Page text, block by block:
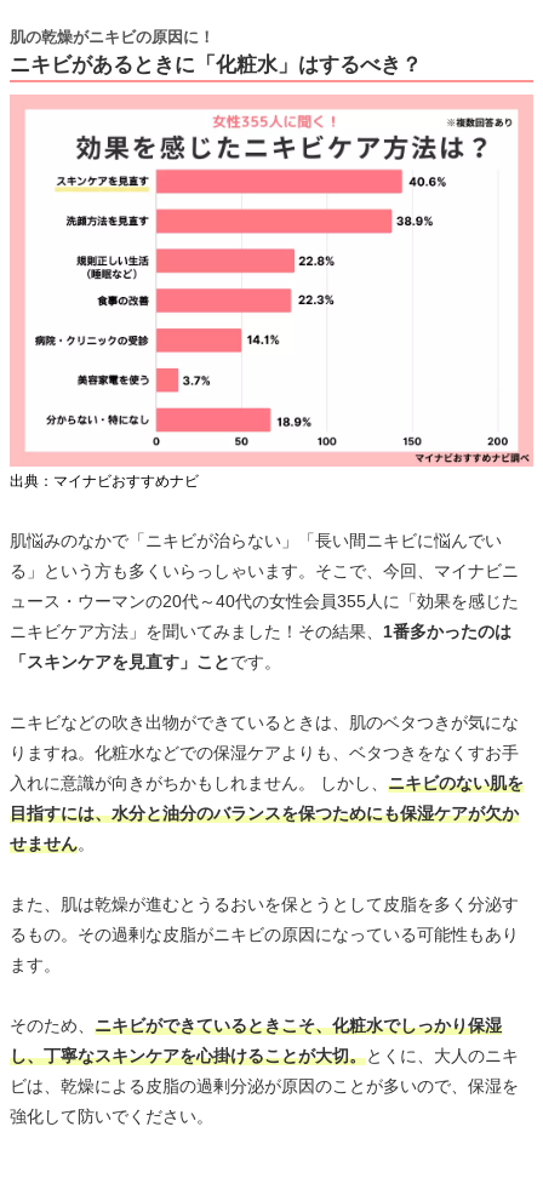
ニキビがあるときに「化粧水」はするべき？
肌の乾燥がニキビの原因に！
出典：マイナビおすすめナビ
肌悩みのなかで「ニキビが治らない」「長い間ニキビに悩んでい
る」という方も多くいらっしゃいます。そこで、今回、マイナビニ
ュース・ウーマンの20代～40代の女性会員355人に「効果を感じた
ニキビケア方法」を聞いてみました！その結果、 1番多かったのは
「スキンケアを見直す」ことです。
ニキビなどの吹き出物ができているときは、肌のベタつきが気にな
りますね。化粧水などでの保湿ケアよりも、ベタつきをなくすお手
入れに意識が向きがちかもしれません。 しかし、 ニキビのない肌を
目指すには、水分と油分のバランスを保つためにも保湿ケアが欠か
せません。
また、肌は乾燥が進むとうるおいを保とうとして皮脂を多く分泌す
るもの。その過剰な皮脂がニキビの原因になっている可能性もあり
ます。
そのため、 ニキビができているときこそ、化粧水でしっかり保湿
し、丁寧なスキンケアを心掛けることが大切。とくに、大人のニキ
ビは、乾燥による皮脂の過剰分泌が原因のことが多いので、保湿を
強化して防いでください。